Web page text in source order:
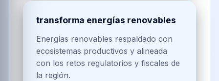
transforma energías renovables
Energías renovables respaldado con
ecosistemas productivos y alineada
con los retos regulatorios y fiscales de
la región.